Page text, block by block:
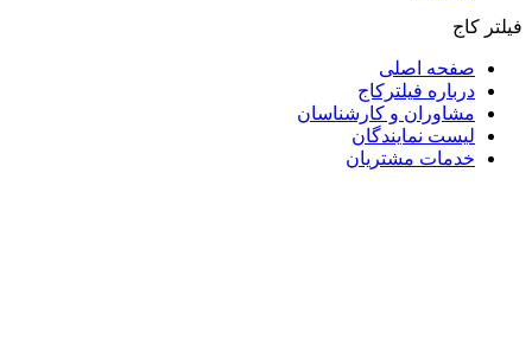
فیلتر کاج
صفحه اصلی
درباره فیلترکاج
مشاوران و کارشناسان
لیست نمایندگان
خدمات مشتریان